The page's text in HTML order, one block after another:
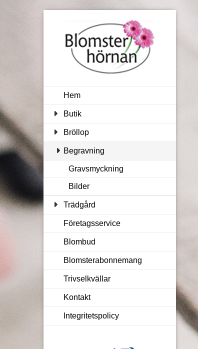
Hem
Butik
Bröllop
Begravning
Gravsmyckning
Bilder
Trädgård
Företagsservice
Blombud
Blomsterabonnemang
Trivselkvällar
Kontakt
Integritetspolicy